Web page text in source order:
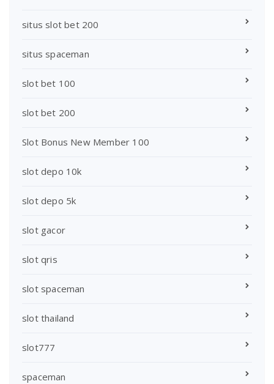
situs slot bet 200
situs spaceman
slot bet 100
slot bet 200
Slot Bonus New Member 100
slot depo 10k
slot depo 5k
slot gacor
slot qris
slot spaceman
slot thailand
slot777
spaceman